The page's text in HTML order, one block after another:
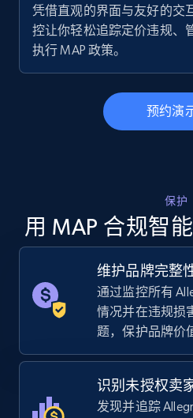
using sku numbers
URL, Final price, Sku,
Specifications, Image urls,
more.
874+
URL, Title, Available,
price, Final price, Discount
667+
TikTok Shop - category
URL, Title, Available,
price, Final price, Discount
凭借直观的界面与友好的交
控让你轻松追踪定价违规、
执行 MAP 政策。
预约演
保护
用 MAP 合规智
维护品牌完整
通过监控所有
情况并在违规损
题，保护品牌价
识别未授权卖
发现并追踪